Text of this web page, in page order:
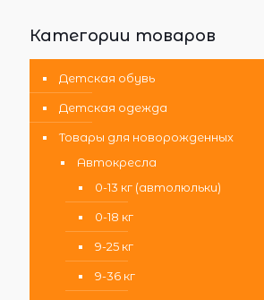
Категории товаров
Детская обувь
Детская одежда
Товары для новорожденных
Автокресла
0-13 кг (автолюльки)
0-18 кг
9-25 кг
9-36 кг